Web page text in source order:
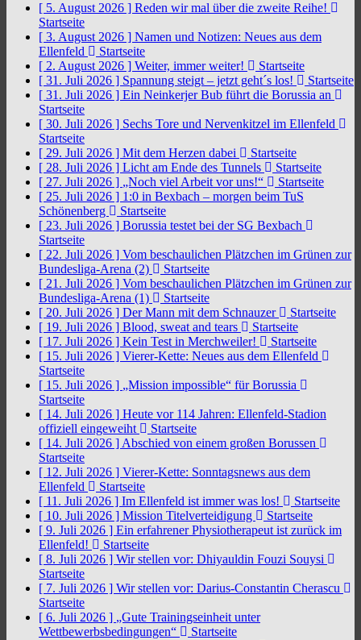
[ 5. August 2026 ] Reden wir mal über die zweite Reihe!
Startseite
[ 3. August 2026 ] Namen und Notizen: Neues aus dem
Ellenfeld
Startseite
[ 2. August 2026 ] Weiter, immer weiter!
Startseite
[ 31. Juli 2026 ] Spannung steigt – jetzt geht´s los!
Startseite
[ 31. Juli 2026 ] Ein Neinkerjer Bub führt die Borussia an
Startseite
[ 30. Juli 2026 ] Sechs Tore und Nervenkitzel im Ellenfeld
Startseite
[ 29. Juli 2026 ] Mit dem Herzen dabei
Startseite
[ 28. Juli 2026 ] Licht am Ende des Tunnels
Startseite
[ 27. Juli 2026 ] „Noch viel Arbeit vor uns!“
Startseite
[ 25. Juli 2026 ] 1:0 in Bexbach – morgen beim TuS
Schönenberg
Startseite
[ 23. Juli 2026 ] Borussia testet bei der SG Bexbach
Startseite
[ 22. Juli 2026 ] Vom beschaulichen Plätzchen im Grünen zur
Bundesliga-Arena (2)
Startseite
[ 21. Juli 2026 ] Vom beschaulichen Plätzchen im Grünen zur
Bundesliga-Arena (1)
Startseite
[ 20. Juli 2026 ] Der Mann mit dem Schnauzer
Startseite
[ 19. Juli 2026 ] Blood, sweat and tears
Startseite
[ 17. Juli 2026 ] Kein Test in Merchweiler!
Startseite
[ 15. Juli 2026 ] Vierer-Kette: Neues aus dem Ellenfeld
Startseite
[ 15. Juli 2026 ] „Mission impossible“ für Borussia
Startseite
[ 14. Juli 2026 ] Heute vor 114 Jahren: Ellenfeld-Stadion
offiziell eingeweiht
Startseite
[ 14. Juli 2026 ] Abschied von einem großen Borussen
Startseite
[ 12. Juli 2026 ] Vierer-Kette: Sonntagsnews aus dem
Ellenfeld
Startseite
[ 11. Juli 2026 ] Im Ellenfeld ist immer was los!
Startseite
[ 10. Juli 2026 ] Mission Titelverteidigung
Startseite
[ 9. Juli 2026 ] Ein erfahrener Physiotherapeut ist zurück im
Ellenfeld!
Startseite
[ 8. Juli 2026 ] Wir stellen vor: Dhiyauldin Fouzi Souysi
Startseite
[ 7. Juli 2026 ] Wir stellen vor: Darius-Constantin Cherascu
Startseite
[ 6. Juli 2026 ] „Gute Trainingseinheit unter
Wettbewerbsbedingungen“
Startseite